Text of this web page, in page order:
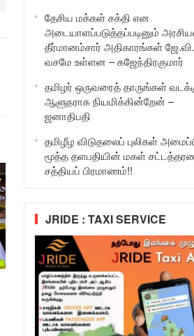
தேசிய மக்கள் சக்தி என
அடையாளப்படுத்தப்படினும்
தீர்மானம்சார் அதிகாரங்கள்
வசமே உள்ளன – கஜேந்திரகுமார்
தமிழர் ஒருவரைத் தாருங்கள்
ஆளுநராக நியமிக்கின்றேன் –
ஜனாதிபதி
தமிழீழ விடுதலைப் புலிகள்
மூத்த தளபதியின் மகள்
சத்தியப் பிரமாணம்!!
JRIDE : TAXI SERVICE